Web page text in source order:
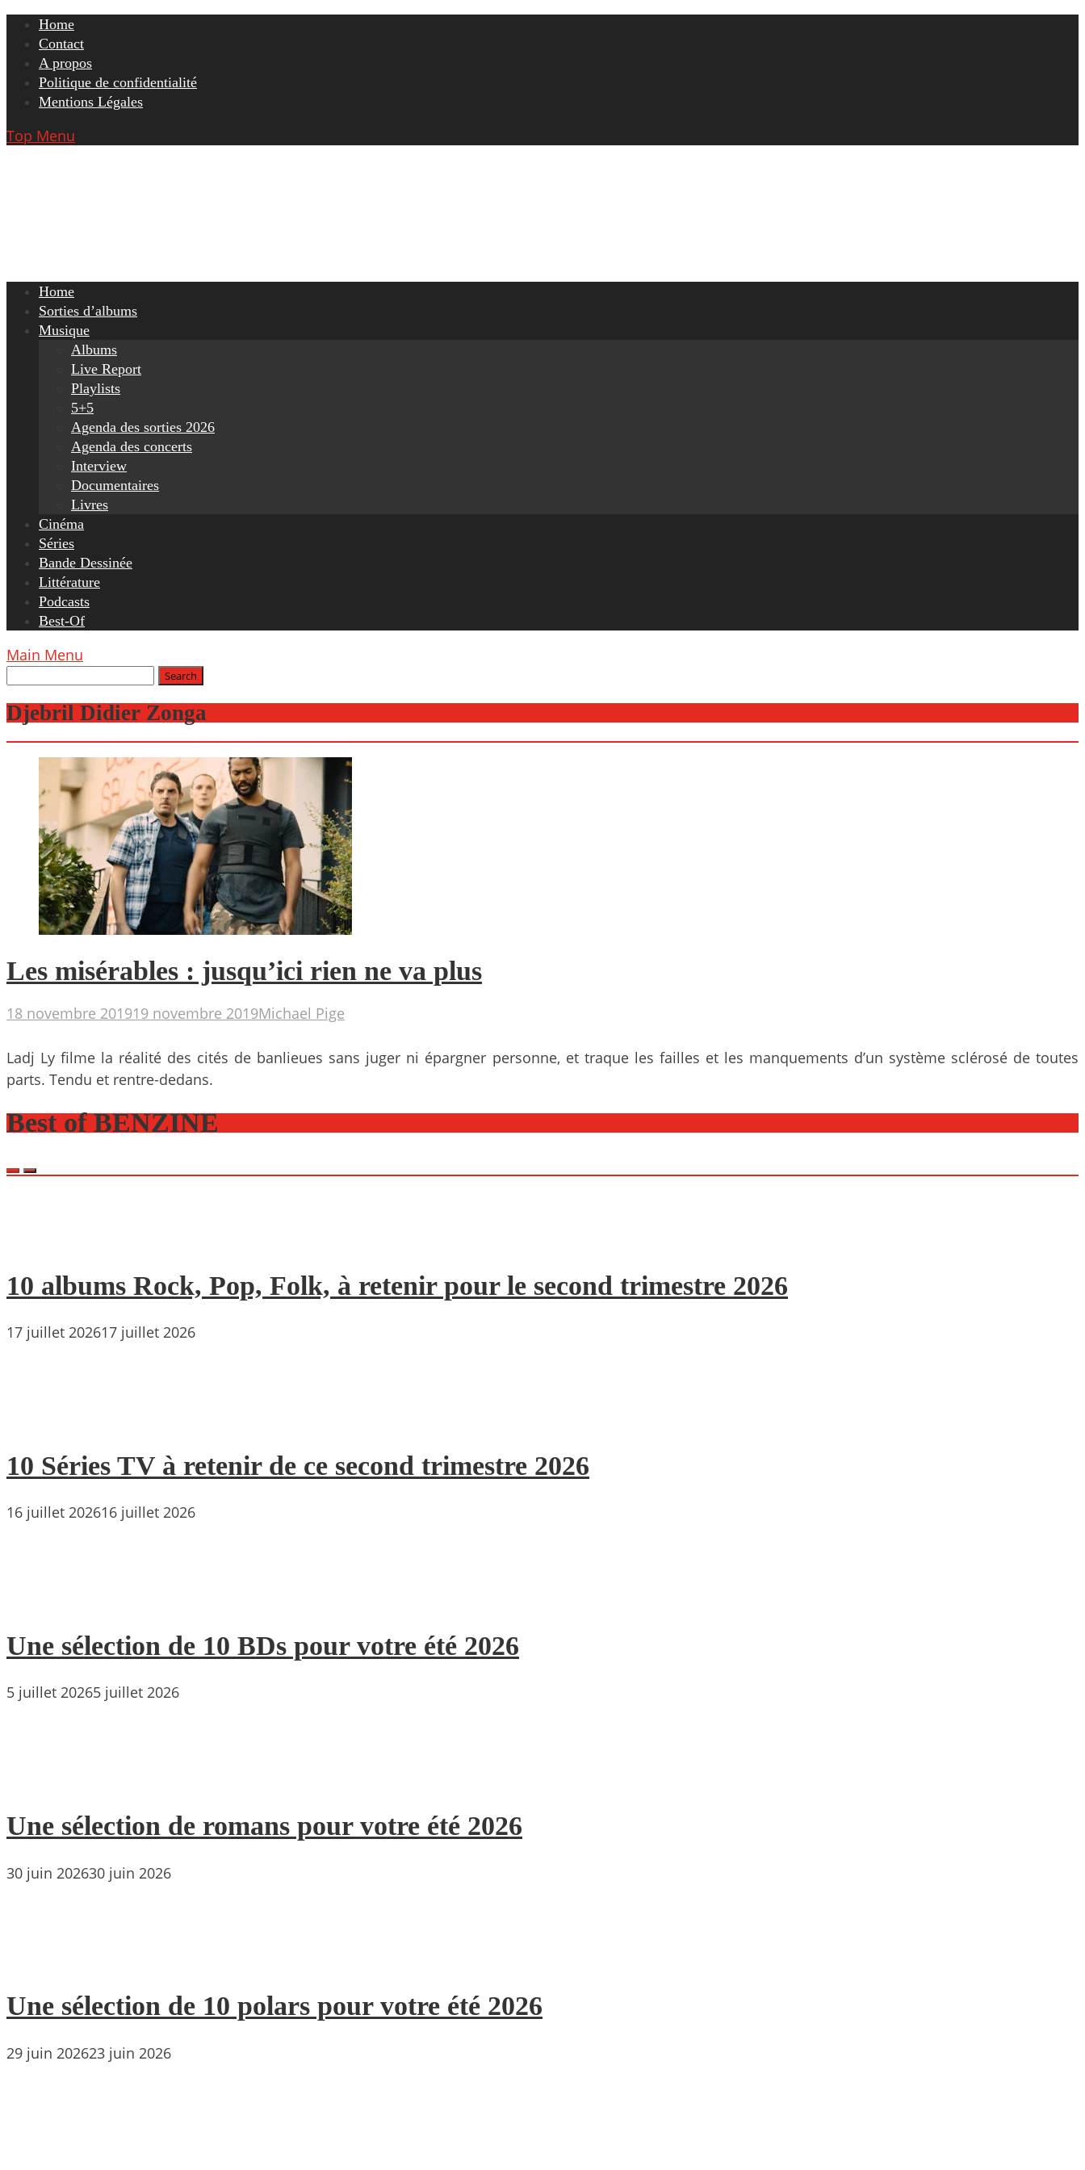
Skip
content
Home
Contact
A propos
Politique de confidentialité
Mentions Légales
Top Menu
Home
Sorties d’albums
Musique
Albums
Live Report
Playlists
5+5
Agenda des sorties 2026
Agenda des concerts
Interview
Documentaires
Livres
Cinéma
Séries
Bande Dessinée
Littérature
Podcasts
Best-Of
Main Menu
Djebril Didier Zonga
Les misérables : jusqu’ici rien ne va plus
18 novembre 201919 novembre 2019Michael Pige
Ladj Ly filme la réalité des cités de banlieues sans juger ni épargner personne, et traque les failles et les manquements d’un système sclérosé de toutes
parts. Tendu et rentre-dedans.
Best of BENZINE
10 albums Rock, Pop, Folk, à retenir pour le second trimestre 2026
17 juillet 202617 juillet 2026
10 Séries TV à retenir de ce second trimestre 2026
16 juillet 202616 juillet 2026
Une sélection de 10 BDs pour votre été 2026
5 juillet 20265 juillet 2026
Une sélection de romans pour votre été 2026
30 juin 202630 juin 2026
Une sélection de 10 polars pour votre été 2026
29 juin 202623 juin 2026